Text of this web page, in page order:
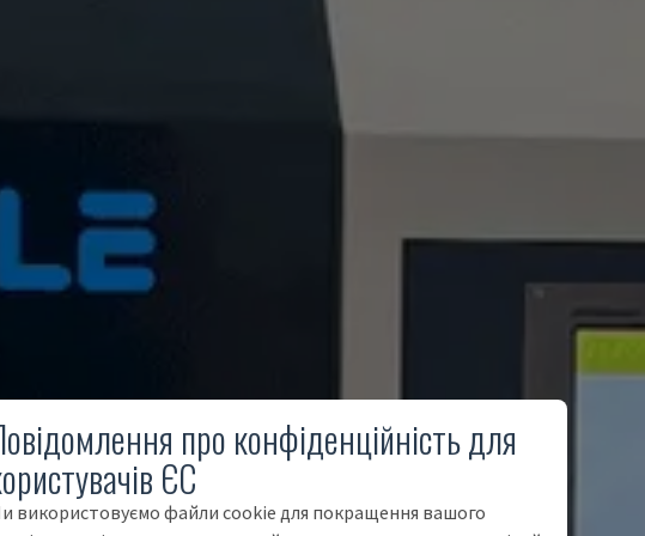
про конфіденційність для
ЄС
використовуємо файли cookie для покращення вашого